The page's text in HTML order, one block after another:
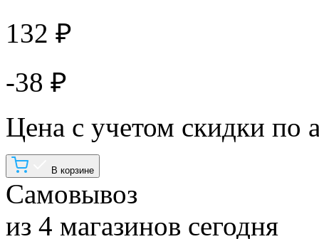
132 ₽
-38 ₽
Цена с учетом скидки по
В корзине
Самовывоз
из 4 магазинов сегодня